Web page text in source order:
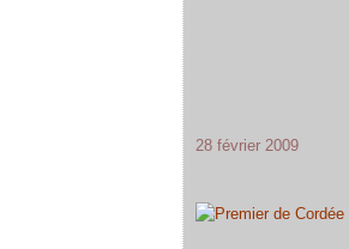
28 février 2009